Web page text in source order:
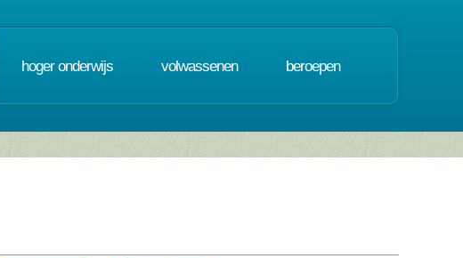
hoger onderwijs volwassenen beroepen